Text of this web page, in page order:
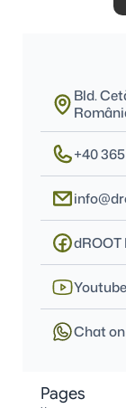
Bld.
+40 365
Youtube
Chat
Pages